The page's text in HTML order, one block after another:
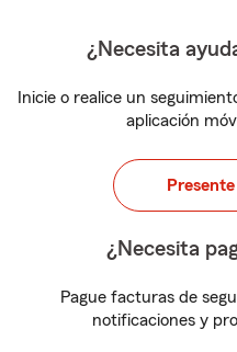
¿Necesita
Inicie o realice un
aplicación
¿Necesita
Pague facturas de
notificaciones y